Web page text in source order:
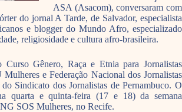
ASA (Asacom), conversaram com
do jornal A Tarde, de Salvador, especialista
e blogger do Mundo Afro, especializado
religiosidade e cultura afro-brasileira.
Curso Gênero, Raça e Etnia para Jornalistas
e Federação Nacional dos Jornalistas
Sindicato dos Jornalistas de Pernambuco. O
quarta e quinta-feira (17 e 18) da semana
SOS Mulheres, no Recife.